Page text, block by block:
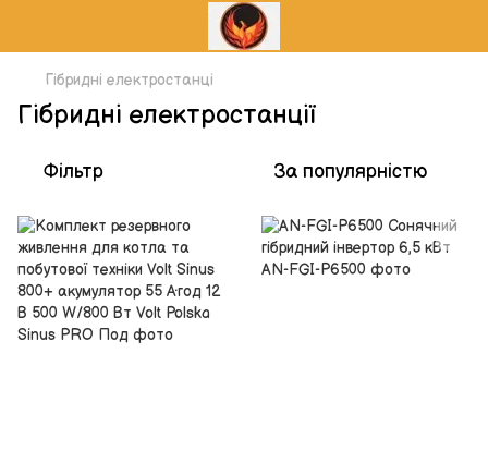
Гібридні електростанці
Гібридні електростанції
Фільтр За популярністю